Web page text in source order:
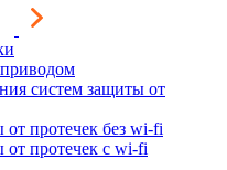
систем защиты от
протечек без wi-fi
протечек с wi-fi